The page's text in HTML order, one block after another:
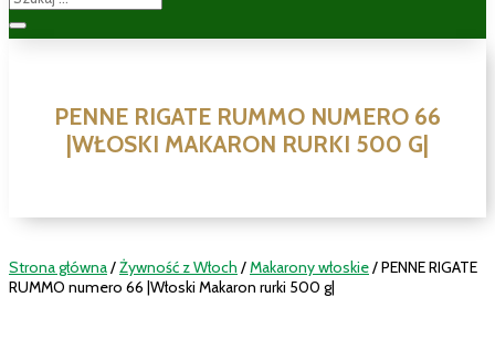
PENNE RIGATE RUMMO NUMERO 66
|WŁOSKI MAKARON RURKI 500 G|
Strona główna/Żywność z Włoch /Makarony włoskie/ PENNE RIGATE
RUMMO numero 66 |Włoski Makaron rurki 500 g|